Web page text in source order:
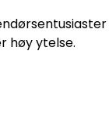
høy ytelse.